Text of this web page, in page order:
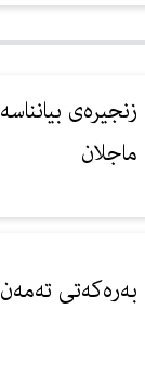
ماجلان
بەرەكەتی تەمەن